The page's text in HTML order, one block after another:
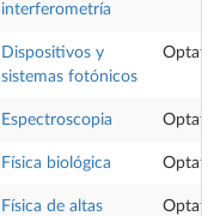
interferometría
Dispositivos y
sistemas fotónicos
Espectroscopia
Física biológica
Física de altas